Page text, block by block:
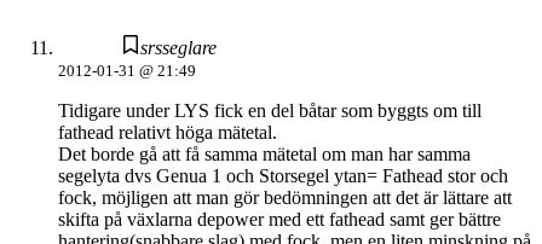
srsseglare
2012-01-31 @ 21:49
Tidigare under LYS fick en del båtar som byggts om till
fathead relativt höga mätetal.
Det borde gå att få samma mätetal om man har samma
segelyta dvs Genua 1 och Storsegel ytan= Fathead stor och
fock, möjligen att man gör bedömningen att det är lättare att
skifta på växlarna depower med ett fathead samt ger bättre